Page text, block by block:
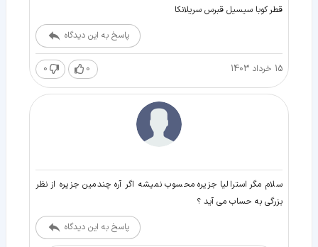
قطر کوبا سیسیل قبرس سریلانکا
پاسخ به این دیدگاه
15 خرداد 1403 0
0
سلام مگر استرالیا جزیره محسوب نمیشه اگر آره چندمین جزیره از نظر
بزرگی به حساب می آید ؟
پاسخ به این دیدگاه